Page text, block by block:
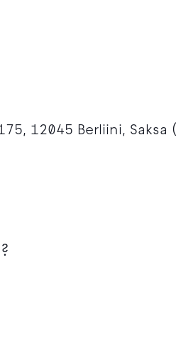
12045 Berliini, Saksa